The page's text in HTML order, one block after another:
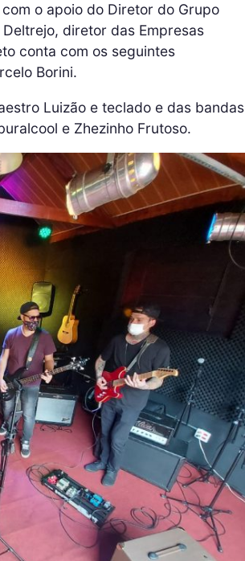
o apoio do Diretor do Grupo
diretor das Empresas
conta com os seguintes
Borini.
Luizão e teclado e das bandas
e Zhezinho Frutoso.